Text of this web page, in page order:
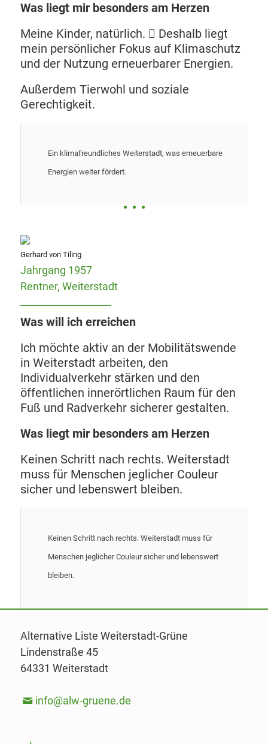
Was liegt mir besonders am Herzen
Meine Kinder, natürlich.  Deshalb liegt
mein persönlicher Fokus auf Klimaschutz
und der Nutzung erneuerbarer Energien.
Außerdem Tierwohl und soziale
Gerechtigkeit.
Ein klimafreundliches Weiterstadt, was erneuerbare
Energien weiter fördert.
Gerhard von Tiling
Jahrgang 1957
Rentner, Weiterstadt
Was will ich erreichen
Ich möchte aktiv an der Mobilitätswende
in Weiterstadt arbeiten, den
Individualverkehr stärken und den
öffentlichen innerörtlichen Raum für den
Fuß und Radverkehr sicherer gestalten.
Was liegt mir besonders am Herzen
Keinen Schritt nach rechts. Weiterstadt
muss für Menschen jeglicher Couleur
sicher und lebenswert bleiben.
Keinen Schritt nach rechts. Weiterstadt muss für
Menschen jeglicher Couleur sicher und lebenswert
bleiben.
Alternative Liste Weiterstadt-Grüne
Lindenstraße 45
64331 Weiterstadt
info@alw-gruene.de